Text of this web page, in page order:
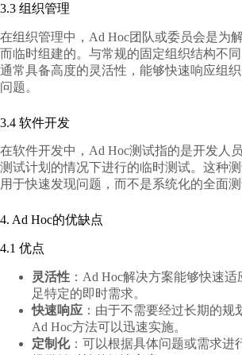
3.3 组织管理
在组织管理中，Ad Hoc团队或委员会是为
而临时组建的。与常规的固定组织结构不
通常具备高度的灵活性，能够快速响应组
问题。
3.4 软件开发
在软件开发中，Ad Hoc测试指的是开发人
测试计划的情况下进行的临时测试。这种
用于快速发现问题，而不是系统化的全面测
4. Ad Hoc的优缺点
4.1 优点
灵活性 ：Ad Hoc解决方案能够快速
足特定的即时需求。
快速响应 ：由于不需要经过长期的规
Ad Hoc方法可以迅速实施。
定制化：可以根据具体问题或需求进